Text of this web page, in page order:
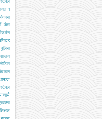
व
जेल
पुलिस
नोटिस